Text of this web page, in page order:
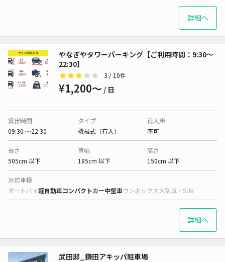
詳細へ
やなぎやタワーパーキング【ご利用時間：9:30～
22:30】
3 / 10件
¥1,200〜 / 日
貸出時間
09:30 〜22:30
タイプ
機械式（有人）
再入庫
不可
長さ
505cm 以下
車幅
185cm 以下
高さ
150cm 以下
対応車種
オートバイ軽自動車コンパクトカー中型車ワンボックス大型車・SUV
詳細へ
武田邸_鎌田アキッパ駐車場